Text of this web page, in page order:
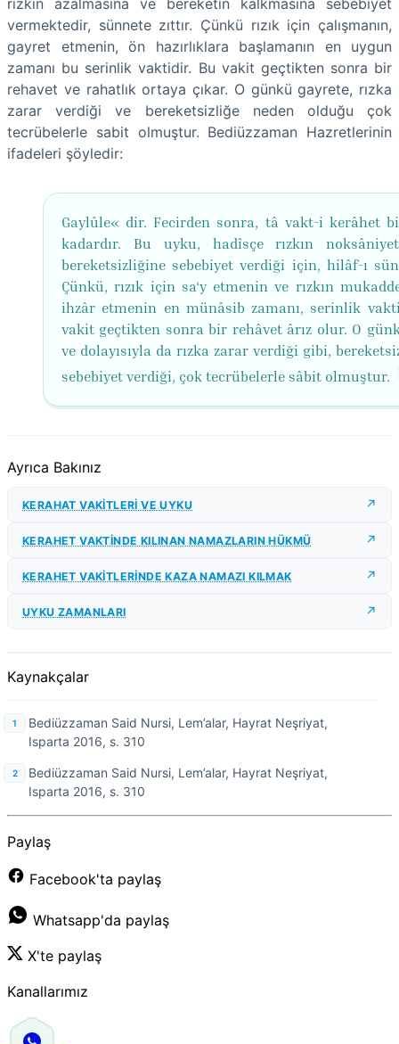
rızkın azalmasına ve bereketin kalkmasına sebebiyet
vermektedir, sünnete zıttır. Çünkü rızık için çalışmanın,
gayret etmenin, ön hazırlıklara başlamanın en uygun
zamanı bu serinlik vaktidir. Bu vakit geçtikten sonra bir
rehavet ve rahatlık ortaya çıkar. O günkü gayrete, rızka
zarar verdiği ve bereketsizliğe neden olduğu çok
tecrübelerle sabit olmuştur. Bediüzzaman Hazretlerinin
ifadeleri şöyledir:
Gaylûle« dir. Fecirden sonra, tâ vakt-i kerâhet
kadardır. Bu uyku, hadîsçe rızkın
bereketsizliğine sebebiyet verdiği için, hilâf-ı
Çünkü, rızık için sa‘y etmenin ve rızkın
ihzâr etmenin en münâsib zamanı, serinlik
vakit geçtikten sonra bir rehâvet ârız olur. O
ve dolayısıyla da rızka zarar verdiği gibi,
sebebiyet verdiği, çok tecrübelerle sâbit olmuştur.
Ayrıca Bakınız
KERAHAT VAKİTLERİ VE UYKU
KERAHET VAKTİNDE KILINAN NAMAZLARIN HÜKMÜ
KERAHET VAKİTLERİNDE KAZA NAMAZI KILMAK
UYKU ZAMANLARI
Kaynakçalar
Bediüzzaman Said Nursi, Lem’alar, Hayrat Neşriyat,
Isparta 2016, s. 310
Bediüzzaman Said Nursi, Lem’alar, Hayrat Neşriyat,
Isparta 2016, s. 310
Paylaş
Facebook'ta paylaş
Whatsapp'da paylaş
X'te paylaş
Kanallarımız